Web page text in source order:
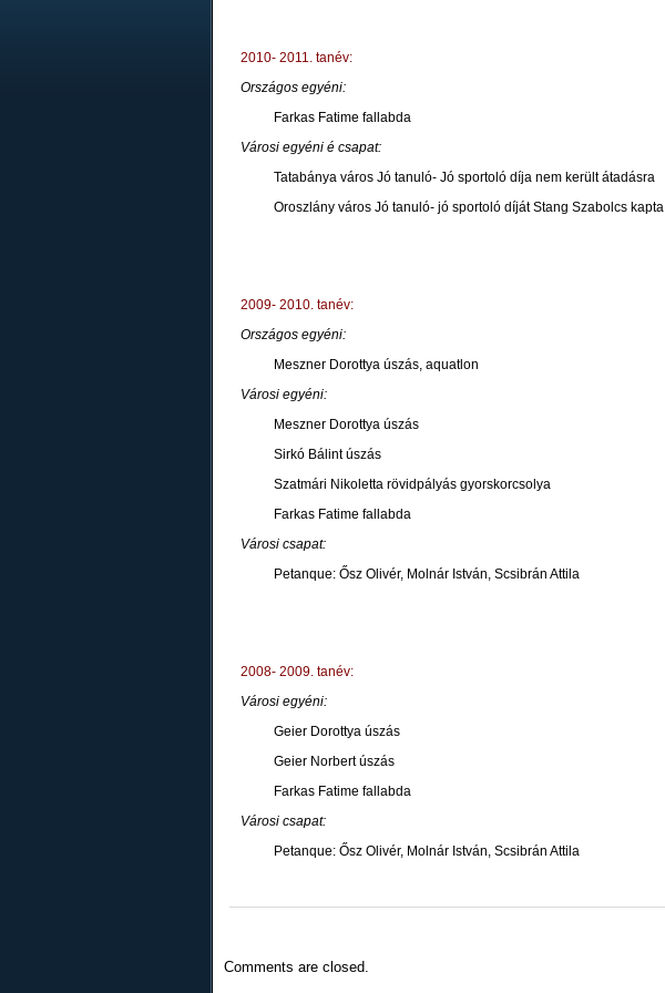
2010- 2011. tanév:
Országos egyéni:
Farkas Fatime fallabda
Városi egyéni é csapat:
Tatabánya város Jó tanuló- Jó sportoló díja nem került átadásra
Oroszlány város Jó tanuló- jó sportoló díját Stang Szabolcs kapta
2009- 2010. tanév:
Országos egyéni:
Meszner Dorottya úszás, aquatlon
Városi egyéni:
Meszner Dorottya úszás
Sirkó Bálint úszás
Szatmári Nikoletta rövidpályás gyorskorcsolya
Farkas Fatime fallabda
Városi csapat:
Petanque: Ősz Olivér, Molnár István, Scsibrán Attila
2008- 2009. tanév:
Városi egyéni:
Geier Dorottya úszás
Geier Norbert úszás
Farkas Fatime fallabda
Városi csapat:
Petanque: Ősz Olivér, Molnár István, Scsibrán Attila
Comments are closed.